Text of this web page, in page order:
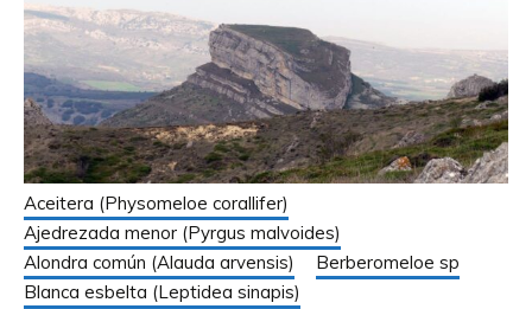
Aceitera (Physomeloe corallifer)
Ajedrezada menor (Pyrgus malvoides)
Alondra común (Alauda arvensis)
Berberomeloe sp
Blanca esbelta (Leptidea sinapis)